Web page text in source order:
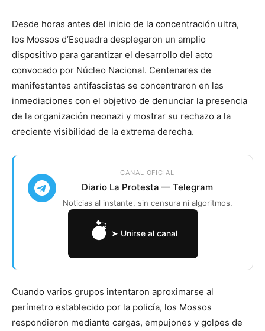
Desde horas antes del inicio de la concentración ultra,
los Mossos d’Esquadra desplegaron un amplio
dispositivo para garantizar el desarrollo del acto
convocado por Núcleo Nacional. Centenares de
manifestantes antifascistas se concentraron en las
inmediaciones con el objetivo de denunciar la presencia
de la organización neonazi y mostrar su rechazo a la
creciente visibilidad de la extrema derecha.
CANAL OFICIAL
Diario La Protesta — Telegram
Noticias al instante, sin censura ni algoritmos.
➤ Unirse al canal
Cuando varios grupos intentaron aproximarse al
perímetro establecido por la policía, los Mossos
respondieron mediante cargas, empujones y golpes de